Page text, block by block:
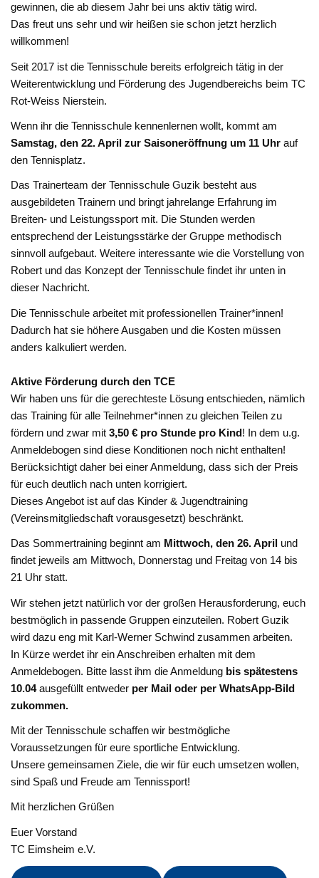
gewinnen, die ab diesem Jahr bei uns aktiv tätig wird.
Das freut uns sehr und wir heißen sie schon jetzt herzlich
willkommen!
Seit 2017 ist die Tennisschule bereits erfolgreich tätig in der
Weiterentwicklung und Förderung des Jugendbereichs beim TC
Rot-Weiss Nierstein.
Wenn ihr die Tennisschule kennenlernen wollt, kommt am
Samstag, den 22. April zur Saisoneröffnung um 11 Uhr auf
den Tennisplatz.
Das Trainerteam der Tennisschule Guzik besteht aus
ausgebildeten Trainern und bringt jahrelange Erfahrung im
Breiten- und Leistungssport mit. Die Stunden werden
entsprechend der Leistungsstärke der Gruppe methodisch
sinnvoll aufgebaut. Weitere interessante wie die Vorstellung von
Robert und das Konzept der Tennisschule findet ihr unten in
dieser Nachricht.
Die Tennisschule arbeitet mit professionellen Trainer*innen!
Dadurch hat sie höhere Ausgaben und die Kosten müssen
anders kalkuliert werden.
Aktive Förderung durch den TCE
Wir haben uns für die gerechteste Lösung entschieden, nämlich
das Training für alle Teilnehmer*innen zu gleichen Teilen zu
fördern und zwar mit3,50 € pro Stunde pro Kind! In dem u.g.
Anmeldebogen sind diese Konditionen noch nicht enthalten!
Berücksichtigt daher bei einer Anmeldung, dass sich der Preis
für euch deutlich nach unten korrigiert.
Dieses Angebot ist auf das Kinder & Jugendtraining
(Vereinsmitgliedschaft vorausgesetzt) beschränkt.
Das Sommertraining beginnt am Mittwoch, den 26. April und
findet jeweils am Mittwoch, Donnerstag und Freitag von 14 bis
21 Uhr statt.
Wir stehen jetzt natürlich vor der großen Herausforderung, euch
bestmöglich in passende Gruppen einzuteilen. Robert Guzik
wird dazu eng mit Karl-Werner Schwind zusammen arbeiten.
In Kürze werdet ihr ein Anschreiben erhalten mit dem
Anmeldebogen. Bitte lasst ihm die Anmeldung bis spätestens
10.04ausgefüllt entweder per Mail oder per WhatsApp-Bild
zukommen.
Mit der Tennisschule schaffen wir bestmögliche
Voraussetzungen für eure sportliche Entwicklung.
Unsere gemeinsamen Ziele, die wir für euch umsetzen wollen,
sind Spaß und Freude am Tennissport!
Mit herzlichen Grüßen
Euer Vorstand
TC Eimsheim e.V.